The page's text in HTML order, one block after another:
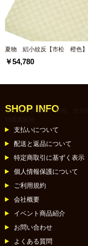
夏物 絽小紋反【市松 橙色】
￥54,780
ホーム::きもの::留袖 色留袖
SHOP INFO
支払いについて
配送と返品について
特定商取引に基ずく表示
個人情報保護について
ご利用規約
会社概要
イベント商品紹介
お問い合わせ
よくある質問